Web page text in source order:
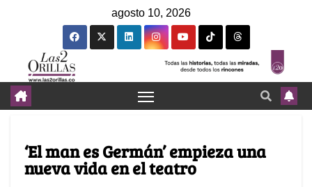
agosto 10, 2026
‘El man es Germán’ empieza una
nueva vida en el teatro